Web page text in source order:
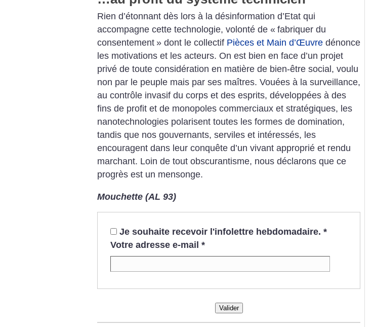
Rien d’étonnant dès lors à la désinformation d’Etat qui
accompagne cette technologie, volonté de « fabriquer du
consentement » dont le collectif Pièces et Main d’Œuvre dénonce
les motivations et les acteurs. On est bien en face d’un projet
privé de toute considération en matière de bien-être social, voulu
non par le peuple mais par ses maîtres. Vouées à la surveillance,
au contrôle invasif du corps et des esprits, développées à des
fins de profit et de monopoles commerciaux et stratégiques, les
nanotechnologies polarisent toutes les formes de domination,
tandis que nos gouvernants, serviles et intéressés, les
encouragent dans leur conquête d’un vivant approprié et rendu
marchant. Loin de tout obscurantisme, nous déclarons que ce
progrès est un mensonge.
Mouchette (AL 93)
Je souhaite recevoir l'infolettre hebdomadaire. *
Votre adresse e-mail *
Valider